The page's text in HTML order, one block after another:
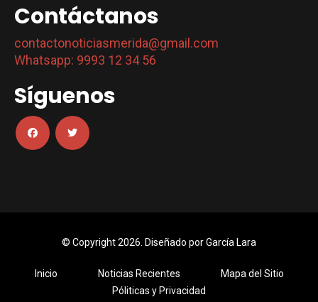
Contáctanos
contactonoticiasmerida@gmail.com
Whatsapp: 9993 12 34 56
Síguenos
© Copyright 2026. Diseñado porGarcía Lara
Inicio Noticias Recientes
Mapa del Sitio
Póliticas y Privacidad